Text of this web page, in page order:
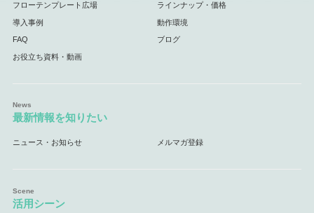
フローテンプレート広場 ラインナップ・価格
導入事例 動作環境
FAQ ブログ
お役立ち資料・動画
最新情報を知りたい
ニュース・お知らせ メルマガ登録
活用シーン